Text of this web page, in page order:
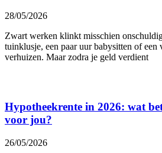
28/05/2026
Zwart werken klinkt misschien
tuinklusje, een paar uur babysitten of een
verhuizen. Maar zodra je geld verdient
Hypotheekrente in 2026: wat
voor jou?
26/05/2026